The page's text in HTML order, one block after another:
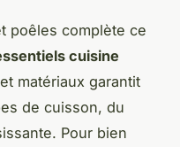
poêles complète ce
cuisine
matériaux garantit
de cuisson, du
Pour bien